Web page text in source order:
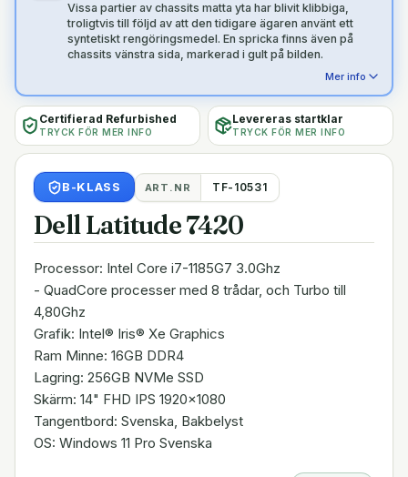
Vissa partier av chassits matta yta har blivit klibbiga,
troligtvis till följd av att den tidigare ägaren använt ett
syntetiskt rengöringsmedel. En spricka finns även på
chassits vänstra sida, markerad i gult på bilden.
Mer info
Certifierad Refurbished
TRYCK FÖR MER INFO
Levereras startklar
TRYCK FÖR MER INFO
B-KLASS ART.NR TF-10531
Dell Latitude 7420
Processor: Intel Core i7-1185G7 3.0Ghz
- QuadCore processer med 8 trådar, och Turbo till
4,80Ghz
Grafik: Intel® Iris® Xe Graphics
Ram Minne: 16GB DDR4
Lagring: 256GB NVMe SSD
Skärm: 14" FHD IPS 1920x1080
Tangentbord: Svenska, Bakbelyst
OS: Windows 11 Pro Svenska